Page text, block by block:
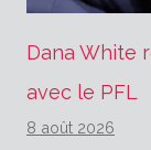
Dana White
avec le PFL
8 août 2026